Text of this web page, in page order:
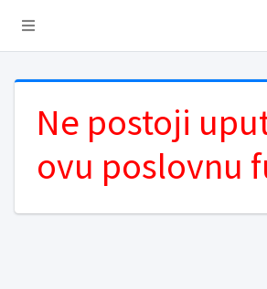
Ne postoji
ovu poslovnu